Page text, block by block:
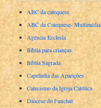
ABC da catequese
ABC da Catequese- Multimédia
Agência Ecclesia
Bíblia para crianças
Bíblia Sagrada
Capelinha das Aparições
Catecismo da Igreja Católica
Diocese do Funchal